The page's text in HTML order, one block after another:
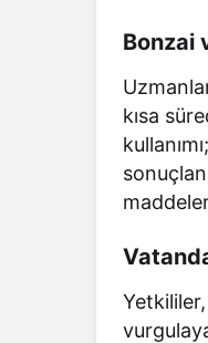
Bonzai
kısa